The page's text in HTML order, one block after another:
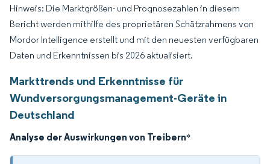
Hinweis: Die Marktgrößen- und Prognosezahlen in diesem
Bericht werden mithilfe des proprietären Schätzrahmens von
Mordor Intelligence erstellt und mit den neuesten verfügbaren
Daten und Erkenntnissen bis 2026 aktualisiert.
Markttrends und Erkenntnisse für
Wundversorgungsmanagement-Geräte in
Deutschland
Analyse der Auswirkungen von Treibern*